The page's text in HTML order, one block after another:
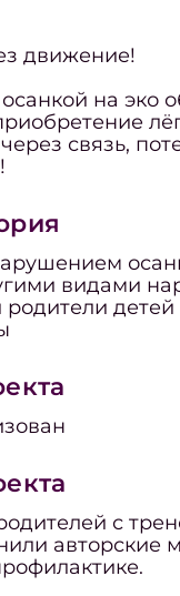
движение!
на эко
связь,
видами
детей
с
авторские